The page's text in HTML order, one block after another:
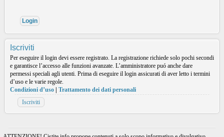
Iscriviti
Per eseguire il login devi essere registrato. La registrazione richiede solo pochi secondi
e garantisce l’accesso alle funzioni avanzate. L’amministratore puó anche dare
permessi speciali agli utenti. Prima di eseguire il login assicurati di aver letto i termini
d’uso e le varie regole.
Condizioni d’uso
Trattamento dei dati personali
Iscriviti